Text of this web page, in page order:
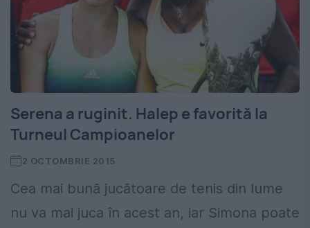
Serena a ruginit. Halep e favorită la
Turneul Campioanelor
2 OCTOMBRIE 2015
Cea mai bună jucătoare de tenis din lume
nu va mai juca în acest an, iar Simona poate